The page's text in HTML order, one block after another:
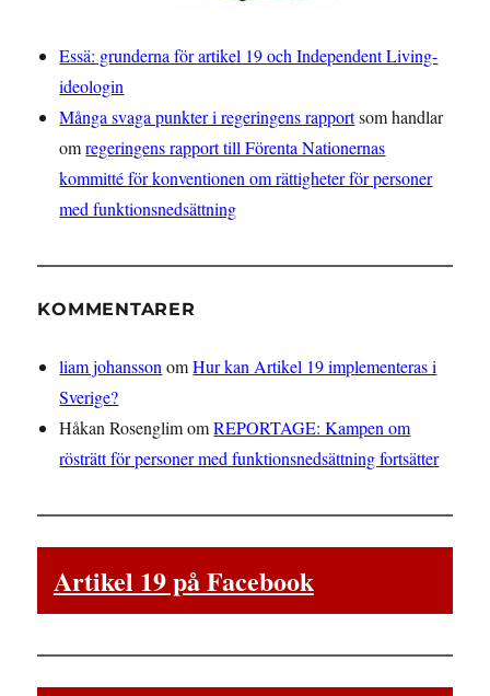
Essä: grunderna för artikel 19 och Independent Living-
ideologin
Många svaga punkter i regeringens rapportsom handlar
omregeringens rapport till Förenta Nationernas
kommitté för konventionen om rättigheter för personer
med funktionsnedsättning
KOMMENTARER
liam johansson omHur kan Artikel 19 implementeras i
Sverige?
Håkan RosenglimomREPORTAGE: Kampen om
rösträtt för personer med funktionsnedsättning fortsätter
Artikel 19 på Facebook